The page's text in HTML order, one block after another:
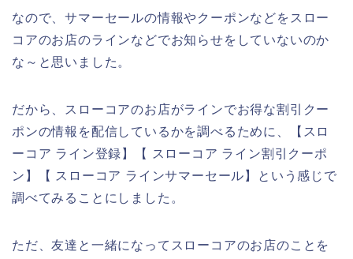
なので、サマーセールの情報やクーポンなどをスロー
コアのお店のラインなどでお知らせをしていないのか
な～と思いました。
だから、スローコアのお店がラインでお得な割引クー
ポンの情報を配信しているかを調べるために、【スロ
ーコア ライン登録】【 スローコア ライン割引クーポ
ン】【 スローコア ラインサマーセール】という感じで
調べてみることにしました。
ただ、友達と一緒になってスローコアのお店のことを